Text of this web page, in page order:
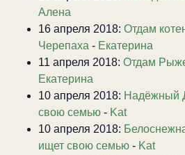
Алена
16 апреля 2018: Отдам
Черепаха - Екатерина
11 апреля 2018: Отдам
Екатерина
10 апреля 2018: Надёжный
свою семью - Kat
10 апреля 2018:
ищет свою семью - Kat